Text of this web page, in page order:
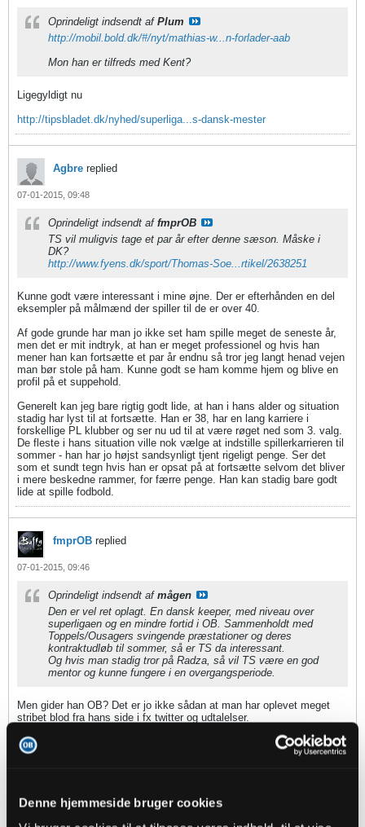
Denne hjemmeside bruger cookies
Oprindeligt indsendt af Plum
http://mobil.bold.dk/#/nyt/mathias-w...n-forlader-aab
Mon han er tilfreds med Kent?
Ligegyldigt nu
http://tipsbladet.dk/nyhed/superliga...s-dansk-mester
Agbre replied
07-01-2015, 09:48
Oprindeligt indsendt af fmprOB
TS vil muligvis tage et par år efter denne sæson. Måske i
DK?
http://www.fyens.dk/sport/Thomas-Soe...rtikel/2638251
Kunne godt være interessant i mine øjne. Der er efterhånden en del
eksempler på målmænd der spiller til de er over 40.
Af gode grunde har man jo ikke set ham spille meget de seneste år,
men det er mit indtryk, at han er meget professionel og hvis han
mener han kan fortsætte et par år endnu så tror jeg langt henad vejen
man bør stole på ham. Kunne godt se ham komme hjem og blive en
profil på et suppehold.
Generelt kan jeg bare rigtig godt lide, at han i hans alder og situation
stadig har lyst til at fortsætte. Han er 38, har en lang karriere i
forskellige PL klubber og ser nu ud til at være røget ned som 3. valg.
De fleste i hans situation ville nok vælge at indstille spillerkarrieren til
sommer - han har jo højst sandsynligt tjent rigeligt penge. Ser det
som et sundt tegn hvis han er opsat på at fortsætte selvom det bliver
i mere beskedne rammer, for færre penge. Han kan stadig bare godt
lide at spille fodbold.
fmprOB replied
07-01-2015, 09:46
Oprindeligt indsendt af mågen
Den er vel ret oplagt. En dansk keeper, med niveau over
superligaen og en mindre fortid i OB. Sammenholdt med
Toppels/Ousagers svingende præstationer og deres
kontraktudløb til sommer, så er TS da interessant.
Og hvis man stadig tror på Radza, så vil TS være en god
mentor og kunne fungere i en overgangsperiode.
Men gider han OB? Det er jo ikke sådan at man har oplevet meget
stribet blod fra hans side i fx twitter og udtalelser.
07-01-2015, 09:38